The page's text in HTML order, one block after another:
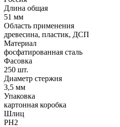
Длина общая
51 мм
Область применения
древесина, пластик, ДСП
Материал
фосфатированная сталь
Фасовка
250 шт.
Диаметр стержня
3,5 мм
Упаковка
картонная коробка
Шлиц
PH2